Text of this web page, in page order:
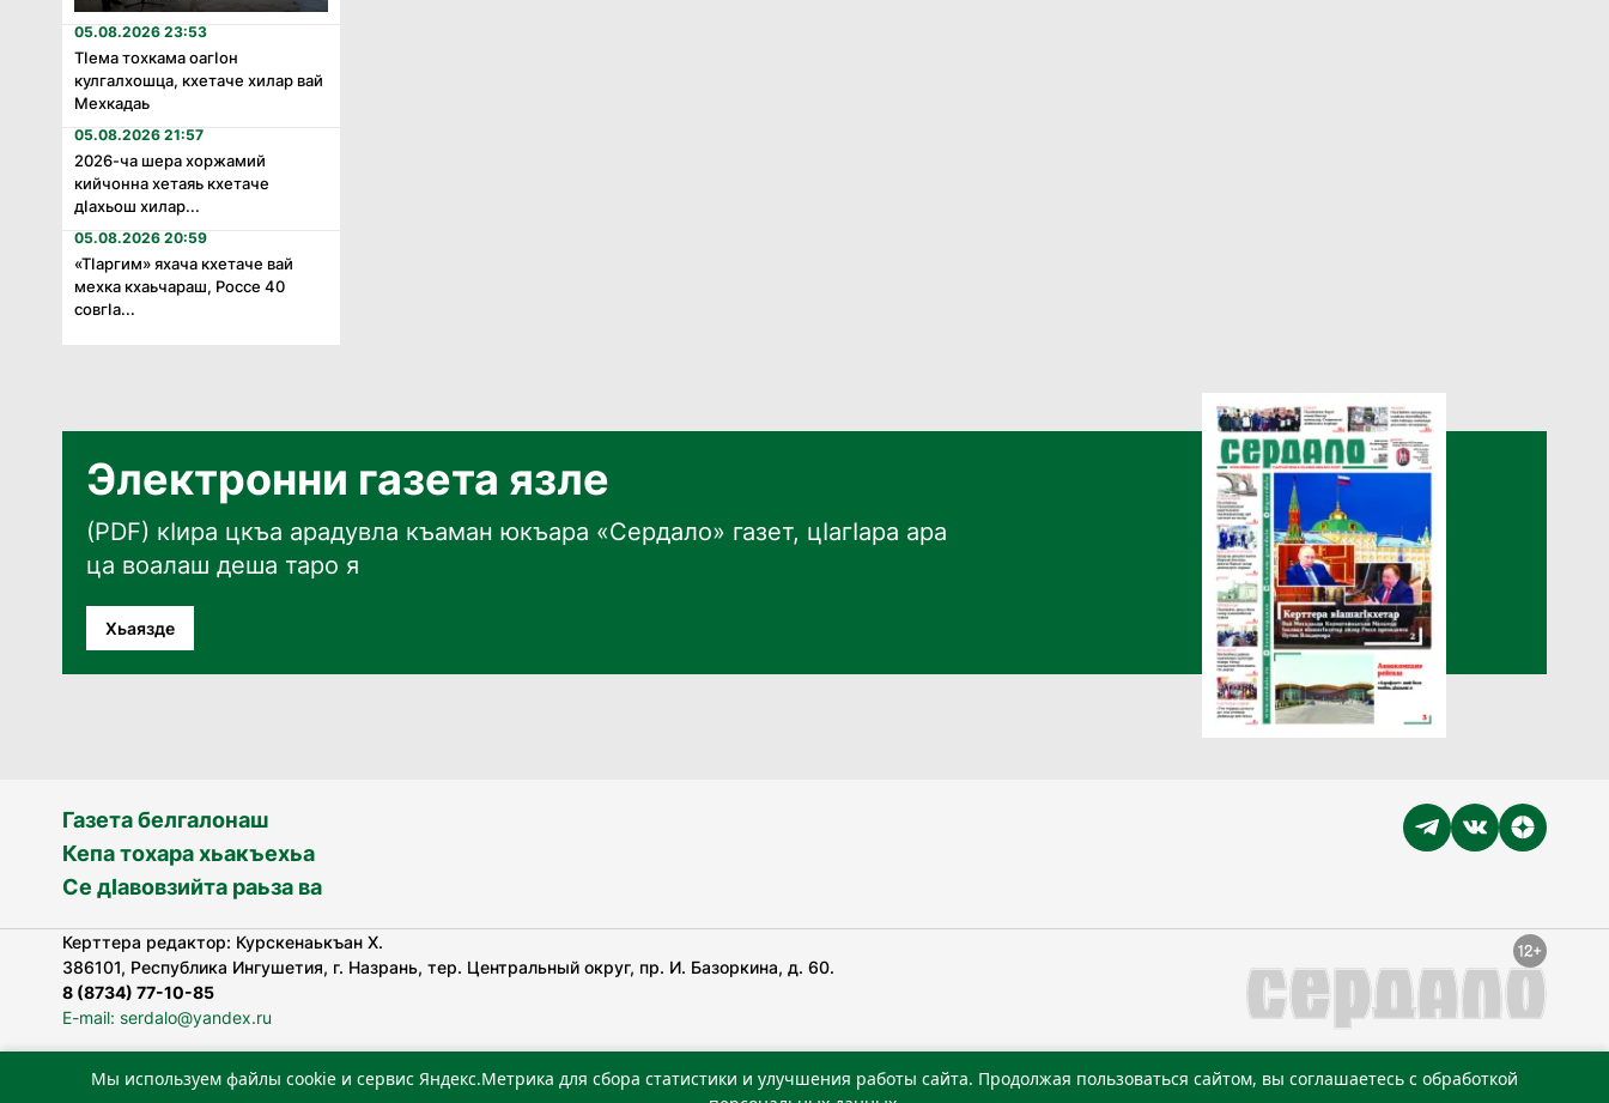
05.08.2026 23:53
Тӏема тохкама оагӏон
кулгалхошца, кхетаче хилар вай
Мехкадаь
05.08.2026 21:57
2026-ча шера хоржамий
кийчонна хетаяь кхетаче
дӏахьош хилар...
05.08.2026 20:59
«Тӏаргим» яхача кхетаче вай
мехка кхаьчараш, Россе 40
совгӏа...
Электронни газета язле
(PDF) кӀира цкъа арадувла къаман юкъара «Сердало» газет, цӀагӀара ара
ца воалаш деша таро я
Хьаязде
Газета белгалонаш
Кепа тохара хьакъехьа
Се дӀавовзийта раьза ва
Керттера редактор: Курскенаькъан Х.
386101, Республика Ингушетия, г. Назрань, тер. Центральный округ, пр. И. Базоркина, д. 60.
8 (8734) 77-10-85
E-mail: serdalo@yandex.ru
«Сердало» газета арадувлар чIоагIдаьд бувзамеи, хоам беча гIирсаштеи, цар дуккхача тайпаштеи тIахьожам
Мы используем файлы cookie и сервис Яндекс.Метрика для сбора статистики и улучшения работы сайта. Продолжая пользоваться сайтом, вы соглашаетесь с обработкой